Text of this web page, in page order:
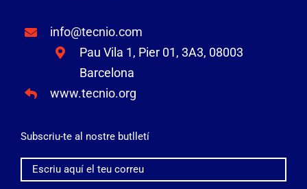
info@tecnio.com
Pau Vila 1, Pier 01, 3A3, 08003
Barcelona
www.tecnio.org
Subscriu-te al nostre butlletí